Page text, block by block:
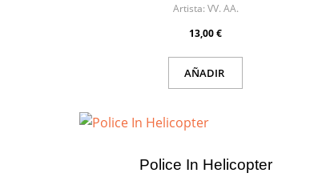
Artista: VV. AA.
13,00 €
AÑADIR
Police In Helicopter